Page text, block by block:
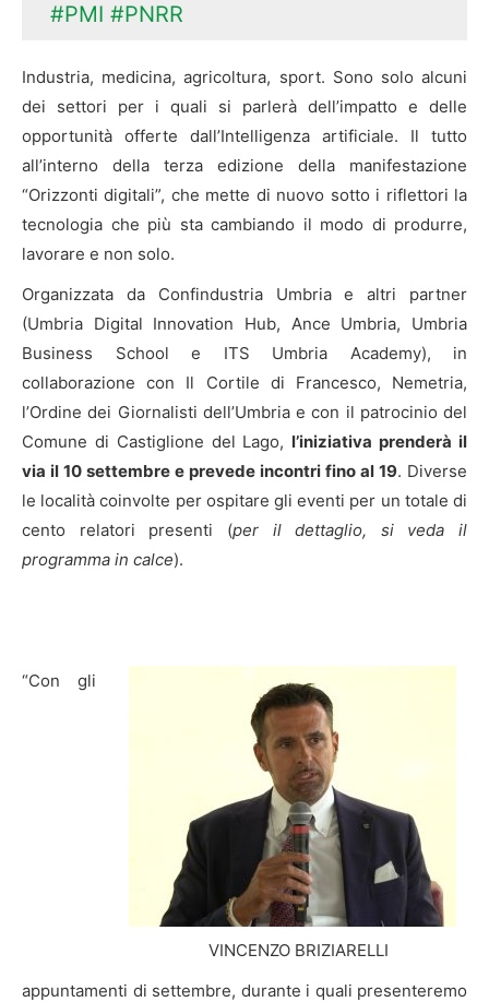
#PMI #PNRR
Industria, medicina, agricoltura, sport. Sono solo alcuni
dei settori per i quali si parlerà dell’impatto e delle
opportunità offerte dall’Intelligenza artificiale. Il tutto
all’interno della terza edizione della manifestazione
“Orizzonti digitali”, che mette di nuovo sotto i riflettori la
tecnologia che più sta cambiando il modo di produrre,
lavorare e non solo.
Organizzata da Confindustria Umbria e altri partner
(Umbria Digital Innovation Hub, Ance Umbria, Umbria
Business School e ITS Umbria Academy), in
collaborazione con Il Cortile di Francesco, Nemetria,
l’Ordine dei Giornalisti dell’Umbria e con il patrocinio del
Comune di Castiglione del Lago, l’iniziativa prenderà il
via il 10 settembre e prevede incontri fino al 19. Diverse
le località coinvolte per ospitare gli eventi per un totale di
cento relatori presenti (per il dettaglio, si veda il
programma in calce).
VINCENZO BRIZIARELLI
“Con gli
appuntamenti di settembre, durante i quali presenteremo